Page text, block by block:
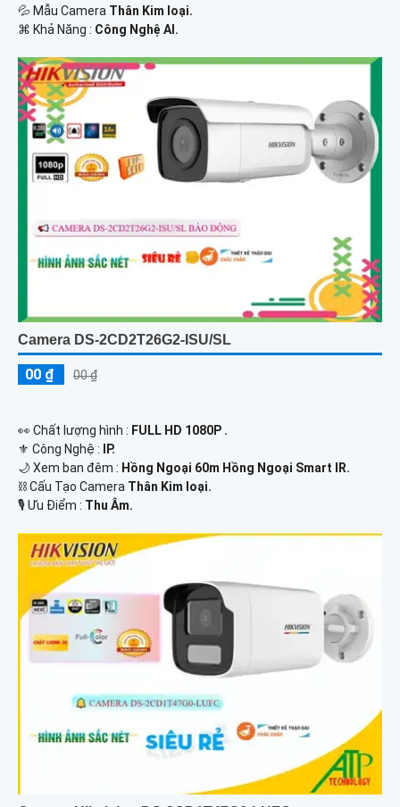
💦 Mẫu Camera Thân Kim loại.
️⌘ Khả Năng : Công Nghệ AI.
Camera DS-2CD2T26G2-ISU/SL
00 ₫ 00 ₫
️👀 Chất lượng hình : FULL HD 1080P .
⚜️ Công Nghệ :
IP.
🌙 Xem ban đêm : Hồng Ngoại 60m Hồng Ngoại Smart IR.
⛓ Cấu Tạo Camera Thân Kim loại.
️🎙 Ưu Điểm : Thu Âm.